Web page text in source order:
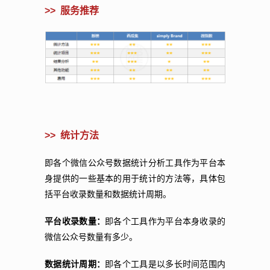
>> 服务推荐
>> 统计方法
即各个微信公众号数据统计分析工具作为平台本
身提供的一些基本的用于统计的方法等，具体包
括平台收录数量和数据统计周期。
平台收录数量：
即各个工具作为平台本身收录的
微信公众号数量有多少。
数据统计周期：
即各个工具是以多长时间范围内